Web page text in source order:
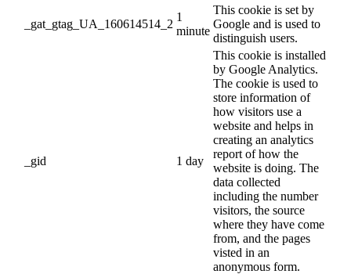
_gat_gtag_UA_160614514_2
1
minute
This cookie is set by
Google and is used to
distinguish users.
_gid 1 day
This cookie is installed
by Google Analytics.
The cookie is used to
store information of
how visitors use a
website and helps in
creating an analytics
report of how the
website is doing. The
data collected
including the number
visitors, the source
where they have come
from, and the pages
visted in an
anonymous form.